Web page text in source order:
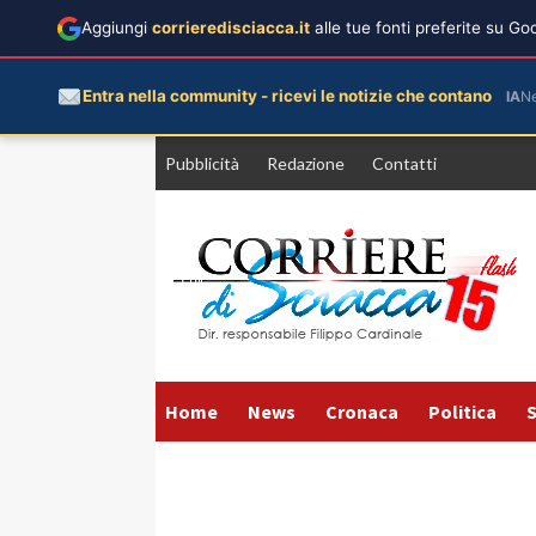
Pubblicità Redazione Contatti
Home News Cronaca Politica
Aggiungi corrieredisciacca.it alle tue fonti preferite su
Entra nella community - ricevi le notizie che contano IA